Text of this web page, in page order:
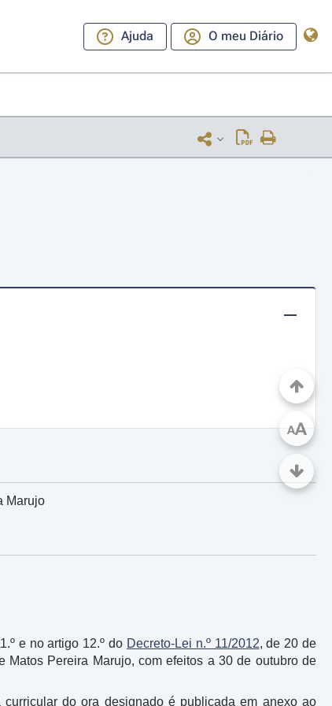
Ajuda O meu Diário
Marujo
e no artigo 12.º do Decreto-Lei n.º 11/2012, de 20 de
Pereira Marujo, com efeitos a 30 de outubro de
do ora designado é publicada em anexo ao
AA